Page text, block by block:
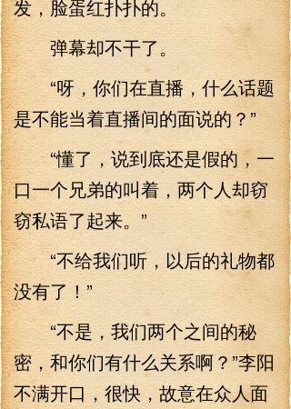
发，脸蛋红扑扑的。
弹幕却不干了。
“呀，你们在直播，什么话题
是不能当着直播间的面说的？”
“懂了，说到底还是假的，一
口一个兄弟的叫着，两个人却窃
窃私语了起来。”
“不给我们听，以后的礼物都
没有了！”
“不是，我们两个之间的秘
密，和你们有什么关系啊？”李阳
不满开口，很快，故意在众人面